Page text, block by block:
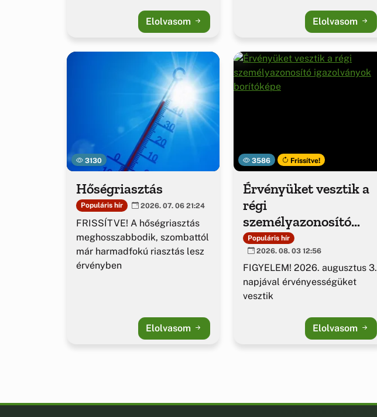
Elolvasom Elolvasom
3130
Hőségriasztás
Populáris hír 2026. 07. 06 21:24
FRISSÍTVE! A hőségriasztás
meghosszabbodik, szombattól
már harmadfokú riasztás lesz
érvényben
Elolvasom
3586 Frissítve!
Érvényüket vesztik a
régi
személyazonosító
igazolványok
Populáris hír
2026. 08. 03 12:56
FIGYELEM! 2026. augusztus 3.
napjával érvényességüket
vesztik
Elolvasom